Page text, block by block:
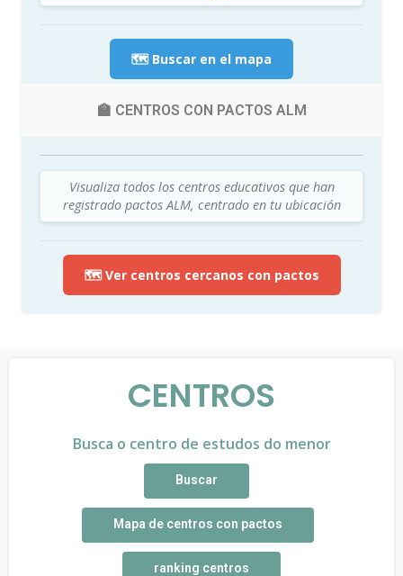
🗺️ Buscar en el mapa
🏫 CENTROS CON PACTOS ALM
Visualiza todos los centros educativos que han
registrado pactos ALM, centrado en tu ubicación
🗺️ Ver centros cercanos con pactos
CENTROS
Busca o centro de estudos do menor
Buscar
Mapa de centros con pactos
ranking centros